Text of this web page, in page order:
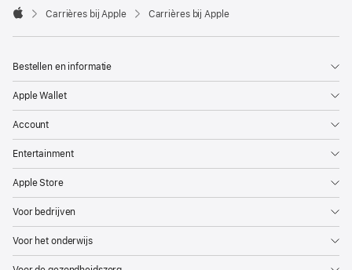

Carrières bij Apple Carrières bij Apple
Bestellen en informatie
Apple Wallet
Account
Entertainment
Apple Store
Voor bedrijven
Voor het onderwijs